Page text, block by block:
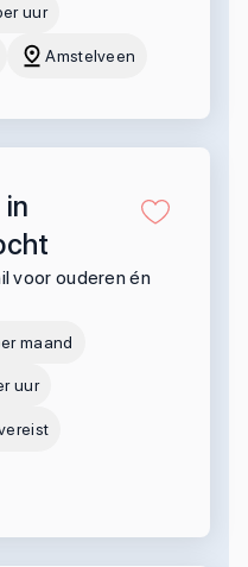
uur
Amstelveen
voor ouderen én
maand
uur